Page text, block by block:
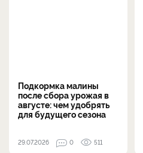
Подкормка малины
после сбора урожая в
августе: чем удобрять
для будущего сезона
29.07.2026 0 511